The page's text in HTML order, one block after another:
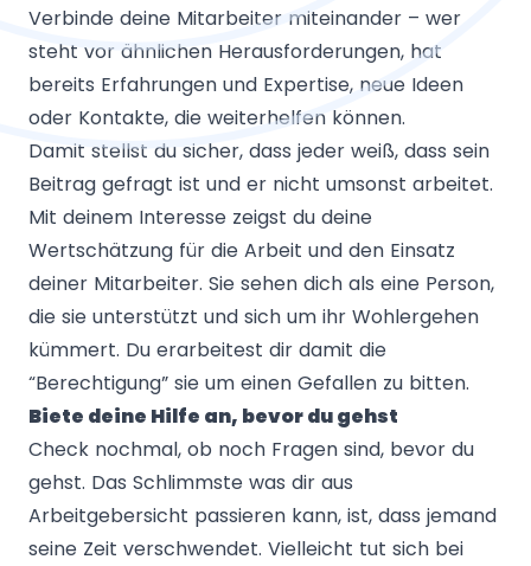
Verbinde deine Mitarbeiter miteinander – wer
steht vor ähnlichen Herausforderungen, hat
bereits Erfahrungen und Expertise, neue Ideen
oder Kontakte, die weiterhelfen können.
Damit stellst du sicher, dass jeder weiß, dass sein
Beitrag gefragt ist und er nicht umsonst arbeitet.
Mit deinem Interesse zeigst du deine
Wertschätzung für die Arbeit und den Einsatz
deiner Mitarbeiter. Sie sehen dich als eine Person,
die sie unterstützt und sich um ihr Wohlergehen
kümmert. Du erarbeitest dir damit die
“Berechtigung” sie um einen Gefallen zu bitten.
Biete deine Hilfe an, bevor du gehst
Check nochmal, ob noch Fragen sind, bevor du
gehst. Das Schlimmste was dir aus
Arbeitgebersicht passieren kann, ist, dass jemand
seine Zeit verschwendet. Vielleicht tut sich bei